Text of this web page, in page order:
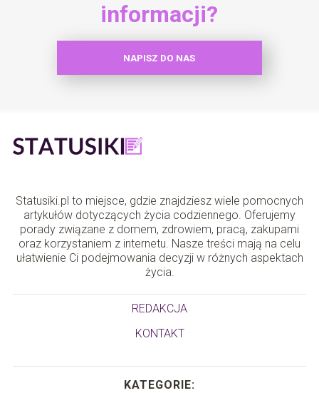
informacji?
NAPISZ DO NAS
Statusiki.pl to miejsce, gdzie znajdziesz wiele pomocnych
artykułów dotyczących życia codziennego. Oferujemy
porady związane z domem, zdrowiem, pracą, zakupami
oraz korzystaniem z internetu. Nasze treści mają na celu
ułatwienie Ci podejmowania decyzji w różnych aspektach
życia.
REDAKCJA
KONTAKT
KATEGORIE: